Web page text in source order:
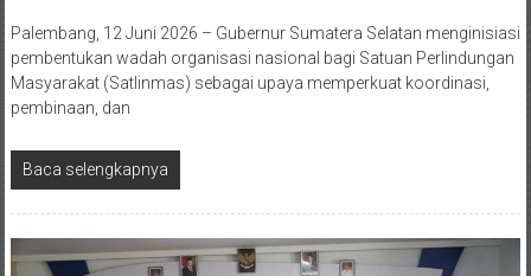
Palembang, 12 Juni 2026 – Gubernur Sumatera Selatan menginisiasi
pembentukan wadah organisasi nasional bagi Satuan Perlindungan
Masyarakat (Satlinmas) sebagai upaya memperkuat koordinasi,
pembinaan, dan
Baca selengkapnya